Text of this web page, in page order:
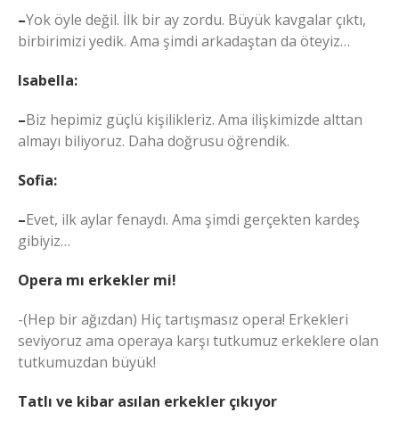
–Yok öyle değil. İlk bir ay zordu. Büyük kavgalar çıktı,
birbirimizi yedik. Ama şimdi arkadaştan da öteyiz…
Isabella:
–Biz hepimiz güçlü kişilikleriz. Ama ilişkimizde alttan
almayı biliyoruz. Daha doğrusu öğrendik.
Sofia:
–Evet, ilk aylar fenaydı. Ama şimdi gerçekten kardeş
gibiyiz…
Opera mı erkekler mi!
-(Hep bir ağızdan) Hiç tartışmasız opera! Erkekleri
seviyoruz ama operaya karşı tutkumuz erkeklere olan
tutkumuzdan büyük!
Tatlı ve kibar asılan erkekler çıkıyor